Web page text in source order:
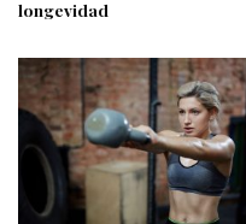
longevidad